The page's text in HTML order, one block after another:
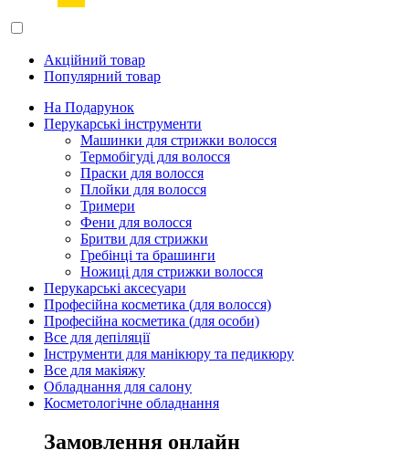
Акційний товар
Популярний товар
На Подарунок
Перукарські інструменти
Машинки для стрижки волосся
Термобігуді для волосся
Праски для волосся
Плойки для волосся
Тримери
Фени для волосся
Бритви для стрижки
Гребінці та брашинги
Ножиці для стрижки волосся
Перукарські аксесуари
Професійна косметика (для волосся)
Професійна косметика (для особи)
Все для депіляції
Інструменти для манікюру та педикюру
Все для макіяжу
Обладнання для салону
Косметологічне обладнання
Замовлення онлайн